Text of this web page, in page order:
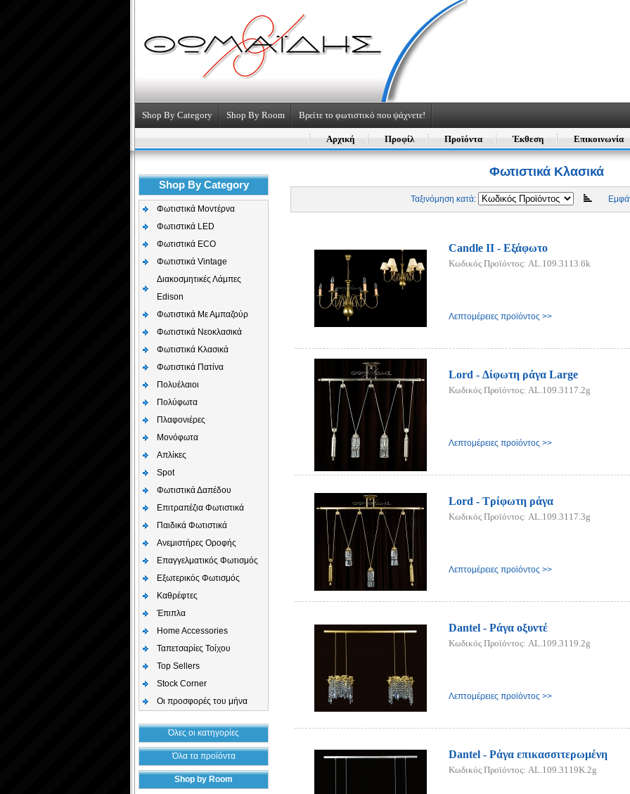
Shop By Category Shop By Room Βρείτε το φωτιστικό που ψάχνετε!
Αρχική Προφίλ Προϊόντα Έκθεση Επικοινωνία
Shop By Category
Φωτιστικά Μοντέρνα
Φωτιστικά LED
Φωτιστικά ECO
Φωτιστικά Vintage
Διακοσμητικές Λάμπες
Edison
Φωτιστικά Με Αμπαζούρ
Φωτιστικά Νεοκλασικά
Φωτιστικά Κλασικά
Φωτιστικά Πατίνα
Πολυέλαιοι
Πολύφωτα
Πλαφονιέρες
Μονόφωτα
Απλίκες
Spot
Φωτιστικά Δαπέδου
Επιτραπέζια Φωτιστικά
Παιδικά Φωτιστικά
Aνεμιστήρες Οροφής
Επαγγελματικός Φωτισμός
Εξωτερικός Φωτισμός
Καθρέφτες
Έπιπλα
Home Accessories
Ταπετσαρίες Τοίχου
Top Sellers
Stock Corner
Οι προσφορές του μήνα
Όλες οι κατηγορίες
Όλα τα προϊόντα
Shop by Room
Φωτιστικά Κλασικά
Ταξινόμηση κατά:
Candle II - Εξάφωτο
Κωδικός Προϊόντος: AL.109.3113.6k
Λεπτομέρειες προϊόντος >>
Lord - Δίφωτη ράγα Large
Κωδικός Προϊόντος: AL.109.3117.2g
Λεπτομέρειες προϊόντος >>
Lord - Τρίφωτη ράγα
Κωδικός Προϊόντος: AL.109.3117.3g
Λεπτομέρειες προϊόντος >>
Dantel - Ράγα οξυντέ
Κωδικός Προϊόντος: AL.109.3119.2g
Λεπτομέρειες προϊόντος >>
Dantel - Ράγα επικασσιτερωμένη
Κωδικός Προϊόντος: AL.109.3119K.2g